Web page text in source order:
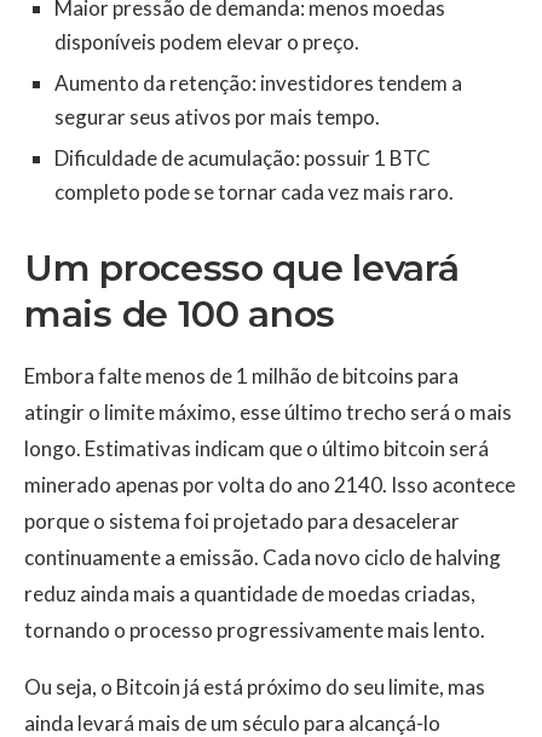
Maior pressão de demanda: menos moedas
disponíveis podem elevar o preço.
Aumento da retenção: investidores tendem a
segurar seus ativos por mais tempo.
Dificuldade de acumulação: possuir 1 BTC
completo pode se tornar cada vez mais raro.
Um processo que levará
mais de 100 anos
Embora falte menos de 1 milhão de bitcoins para
atingir o limite máximo, esse último trecho será o mais
longo. Estimativas indicam que o último bitcoin será
minerado apenas por volta do ano 2140. Isso acontece
porque o sistema foi projetado para desacelerar
continuamente a emissão. Cada novo ciclo de halving
reduz ainda mais a quantidade de moedas criadas,
tornando o processo progressivamente mais lento.
Ou seja, o Bitcoin já está próximo do seu limite, mas
ainda levará mais de um século para alcançá-lo